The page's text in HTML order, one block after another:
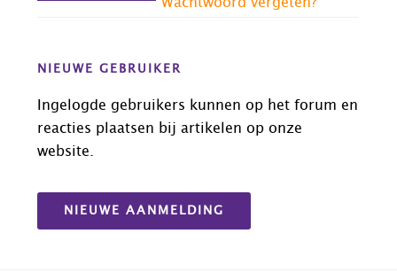
NIEUWE GEBRUIKER
Ingelogde gebruikers kunnen op het forum en
reacties plaatsen bij artikelen op onze
website.
NIEUWE AANMELDING